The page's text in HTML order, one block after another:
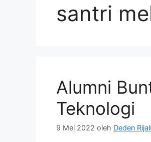
santri
Alumni
Teknologi
9 Mei 2022 oleh Deden